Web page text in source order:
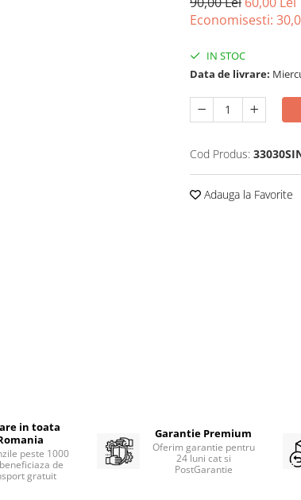
Economisesti:
IN STOC
Data de livrare:
Cod Produs:
Adauga la Favorite
in toata
peste 1000
de
gratuit
Garantie Premium
Oferim garantie pentru
24 luni cat si
PostGarantie